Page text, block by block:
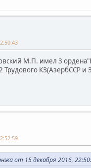
М.П. имел 3
Трудового КЗ(АзербССР и
от 15 декабря 2016,